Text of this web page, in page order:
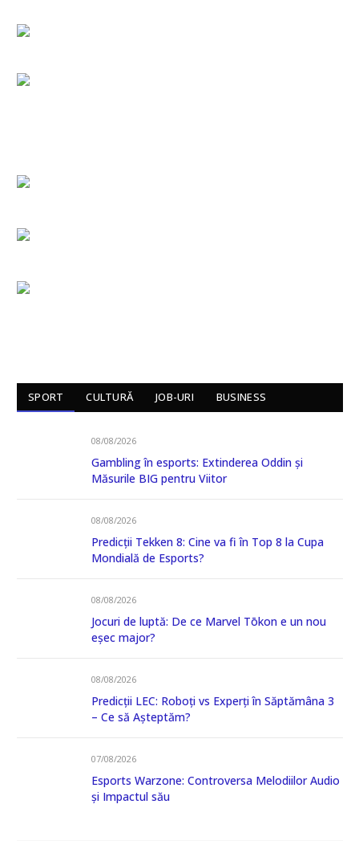
SPORT CULTURĂ JOB-URI BUSINESS
08/08/2026
Gambling în esports: Extinderea Oddin și
Măsurile BIG pentru Viitor
08/08/2026
Predicții Tekken 8: Cine va fi în Top 8 la Cupa
Mondială de Esports?
08/08/2026
Jocuri de luptă: De ce Marvel Tōkon e un nou
eșec major?
08/08/2026
Predicții LEC: Roboți vs Experți în Săptămâna 3
– Ce să Așteptăm?
07/08/2026
Esports Warzone: Controversa Melodiilor Audio
și Impactul său